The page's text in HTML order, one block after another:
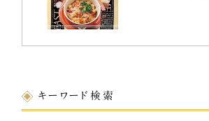
キーワード検索